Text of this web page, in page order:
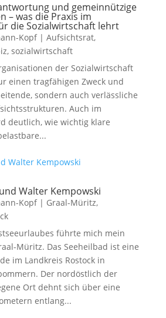
und gemeinnützige
– was die Praxis im
die Sozialwirtschaft lehrt
Kopf| Aufsichtsrat,
, sozialwirtschaft
der Sozialwirtschaft
einen tragfähigen Zweck und
sondern auch verlässliche
Auch im
deutlich, wie wichtig klare
Walter Kempowski
Kopf| Graal-Müritz,
führte mich mein
Müritz. Das Seeheilbad ist eine
im Landkreis Rostock in
Der nordöstlich der
Ort dehnt sich über eine
entlang...